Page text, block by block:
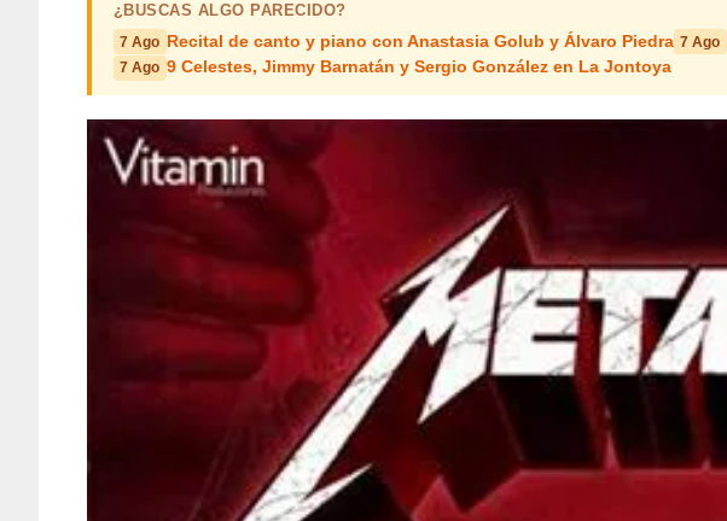
¿BUSCAS ALGO PARECIDO?
7 Ago Recital de canto y piano con Anastasia Golub y Álvaro Piedra 7 Ago
7 Ago 9 Celestes, Jimmy Barnatán y Sergio González en La Jontoya